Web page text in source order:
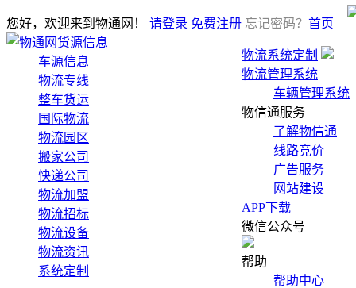
您好，欢迎来到物通网！ 请登录 免费注册 忘记密码？
物流系统定制
物流管理系统
车辆管理系统
物信通服务
了解物信通
线路竞价
广告服务
网站建设
APP下载
微信公众号
帮助
帮助中心
首页
货源信息
车源信息
物流专线
整车货运
国际物流
物流园区
搬家公司
快递公司
物流加盟
物流招标
物流设备
物流资讯
系统定制